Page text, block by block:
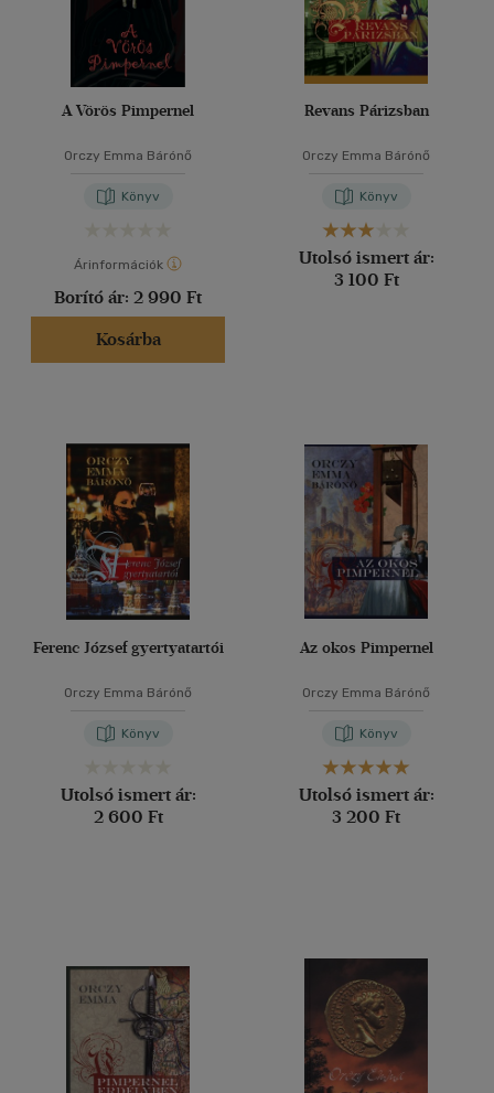
A Vörös Pimpernel
Orczy Emma Bárónő
Könyv
Árinformációk
Borító ár: 2 990 Ft
Kosárba
Revans Párizsban
Orczy Emma Bárónő
Könyv
Utolsó ismert ár:
3 100 Ft
Ferenc József gyertyatartói
Orczy Emma Bárónő
Könyv
Utolsó ismert ár:
2 600 Ft
Az okos Pimpernel
Orczy Emma Bárónő
Könyv
Utolsó ismert ár:
3 200 Ft